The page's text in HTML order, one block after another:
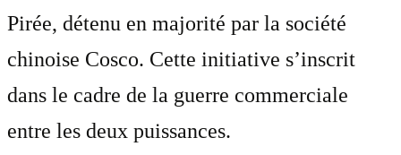
Pirée, détenu en majorité par la société
chinoise Cosco. Cette initiative s’inscrit
dans le cadre de la guerre commerciale
entre les deux puissances.